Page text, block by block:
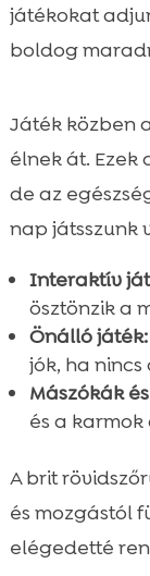
játékokat
boldog
Játék közben
élnek át. Ezek
de az
nap játsszunk
Interaktív
ösztönzik a
Önálló játék:
jók, ha nincs
Mászókák
és a
A brit
és mozgástól
elégedetté